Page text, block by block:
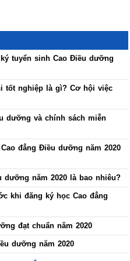
tuyển sinh Cao Điều dưỡng
tốt nghiệp là gì? Cơ hội việc
dưỡng và chính sách miễn
đẳng Điều dưỡng năm 2020
dưỡng năm 2020 là bao nhiêu?
khi đăng ký học Cao đẳng
đạt chuẩn năm 2020
dưỡng năm 2020